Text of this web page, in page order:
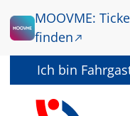
Zum Hauptinhalt
MOOVME:
finden
In welcher Rolle
Ich bin